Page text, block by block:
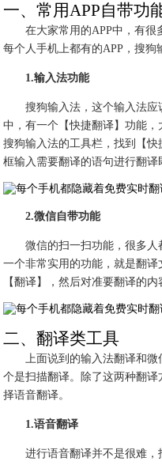
一、常用APP自带功
在大家常用的APP中，有很
每个人手机上都有的APP，搜狗
1.输入法功能
搜狗输入法，这个输入法
中，有一个【快捷翻译】功能
搜狗输入法的工具栏，找到【
框输入需要翻译的语句进行翻译
2.微信自带功能
微信的扫一扫功能，很多
一个非常实用的功能，就是翻
【翻译】，然后对准要翻译的内
二、翻译类工具
上面说到的输入法翻译和
个是扫描翻译。除了这两种翻
择语音翻译。
1.语音翻译
进行语音翻译并不是很难